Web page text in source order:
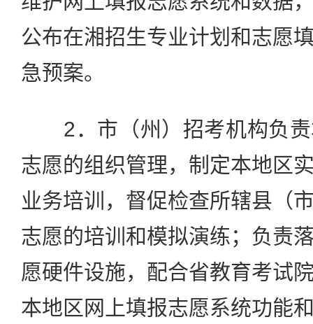
公布在湘招生专业计划和志愿
急预案。
2．市（州）招考机构负责
志愿的组织管理，制定本地区
业务培训，督促检查所辖县（
志愿的培训和模拟演练；负责
愿硬件设施，配合省教育考试
本地区网上填报志愿系统功能